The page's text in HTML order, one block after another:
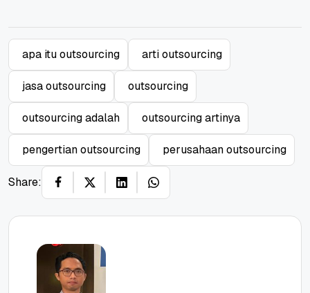
apa itu outsourcing arti outsourcing
jasa outsourcing outsourcing
outsourcing adalah outsourcing artinya
pengertian outsourcing perusahaan outsourcing
Share: